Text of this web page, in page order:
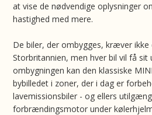
at vise de nødvendige oplysninger
hastighed med mere.
De biler, der ombygges, kræver ikke
Storbritannien, men hver bil vil få sit
ombygningen kan den klassiske
bybilledet i zoner, der i dag er
lavemissionsbiler - og ellers
forbrændingsmotor under